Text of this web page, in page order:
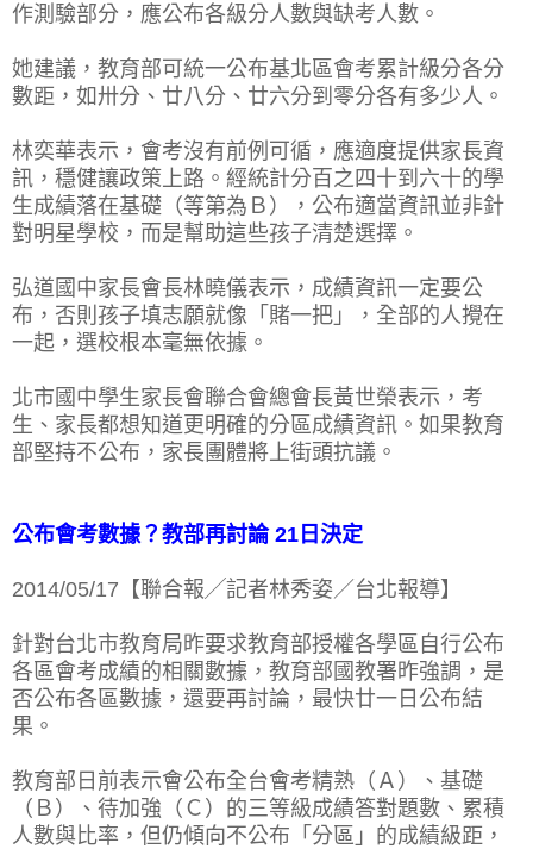
作測驗部分，應公布各級分人數與缺考人數。
她建議，教育部可統一公布基北區會考累計級分各分
數距，如卅分、廿八分、廿六分到零分各有多少人。
林奕華表示，會考沒有前例可循，應適度提供家長資
訊，穩健讓政策上路。經統計分百之四十到六十的學
生成績落在基礎（等第為Ｂ），公布適當資訊並非針
對明星學校，而是幫助這些孩子清楚選擇。
弘道國中家長會長林曉儀表示，成績資訊一定要公
布，否則孩子填志願就像「賭一把」，全部的人攪在
一起，選校根本毫無依據。
北市國中學生家長會聯合會總會長黃世榮表示，考
生、家長都想知道更明確的分區成績資訊。如果教育
部堅持不公布，家長團體將上街頭抗議。
公布會考數據？教部再討論 21日決定
2014/05/17【聯合報╱記者林秀姿／台北報導】
針對台北市教育局昨要求教育部授權各學區自行公布
各區會考成績的相關數據，教育部國教署昨強調，是
否公布各區數據，還要再討論，最快廿一日公布結
果。
教育部日前表示會公布全台會考精熟（Ａ）、基礎
（Ｂ）、待加強（Ｃ）的三等級成績答對題數、累積
人數與比率，但仍傾向不公布「分區」的成績級距，